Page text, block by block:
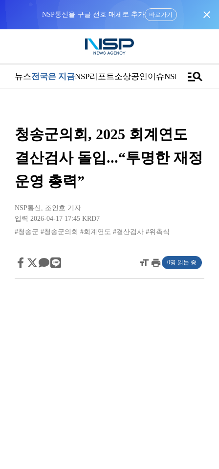
NSP통신을 구글 선호 매체로 추가 바로가기 close
뉴스전국은 지금NSP리포트소상공인이슈NSPTVmanage_search
청송군의회, 2025 회계연도
결산검사 돌입...“투명한 재정
운영 총력”
NSP통신 , 조인호 기자
입력 2026-04-17 17:45 KRD7
#청송군 #청송군의회 #회계연도 #결산검사 #위촉식
format_sizeprint 0명 읽는 중